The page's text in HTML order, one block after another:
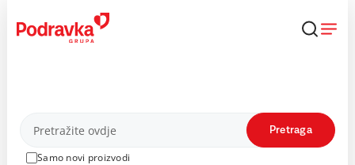
content
Proizvodi
Samo novi proizvodi
Pretraga